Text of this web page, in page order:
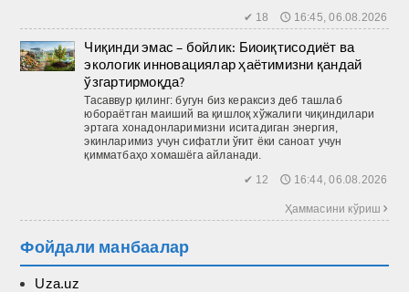
✔ 18 🕔 16:45, 06.08.2026
Чиқинди эмас – бойлик: Биоиқтисодиёт ва
экологик инновациялар ҳаётимизни қандай
ўзгартирмоқда?
Тасаввур қилинг: бугун биз кераксиз деб ташлаб
юбораётган маиший ва қиш­лоқ хўжалиги чиқиндилари
эртага хонадонларимизни иситадиган энергия,
экинларимиз учун сифатли ўғит ёки саноат учун
қимматбаҳо хомашёга айланади.
✔ 12 🕔 16:44, 06.08.2026
Ҳаммасини кўриш 
Фойдали манбаалар
Uza.uz